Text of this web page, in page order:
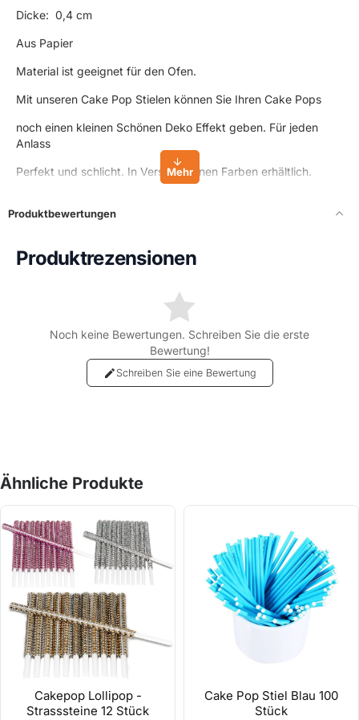
Dicke: 0,4 cm
Aus Papier
Material ist geeignet für den Ofen.
Mit unseren Cake Pop Stielen können Sie Ihren Cake Pops
noch einen kleinen Schönen Deko Effekt geben. Für jeden
Anlass
Perfekt und schlicht. In Verschiedenen Farben erhältlich.
Produktbewertungen
Produktrezensionen
Noch keine Bewertungen. Schreiben Sie die erste
Bewertung!
Schreiben Sie eine Bewertung
Ähnliche Produkte
Cakepop Lollipop -
Strasssteine 12 Stück
Cake Pop Stiel Blau 100
Stück